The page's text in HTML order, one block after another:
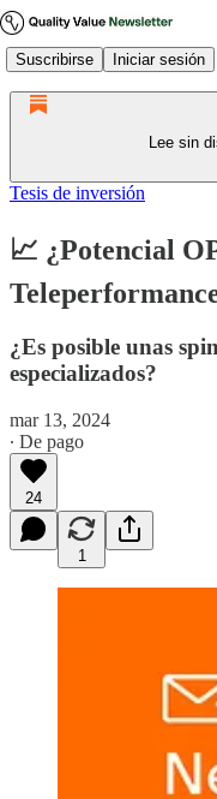
Suscribirse Iniciar sesión
Lee sin
Tesis de inversión
📈 ¿Potencial
¿Es posible unas
especializados?
mar 13, 2024
∙ De pago
24
1